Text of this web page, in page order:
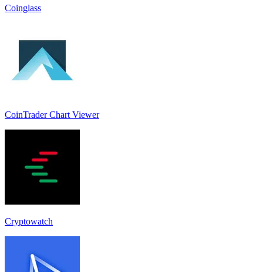
Coinglass
CoinTrader Chart Viewer
Cryptowatch